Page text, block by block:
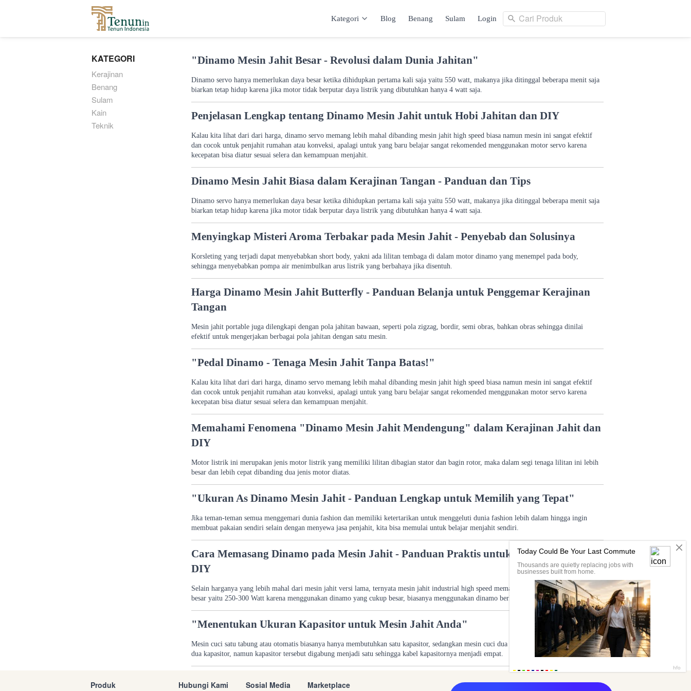
Cari Produk
Kategori Blog Benang Sulam Login Cari Produk
KATEGORI
Kerajinan
Benang
Sulam
Kain
Teknik
"Dinamo Mesin Jahit Besar - Revolusi dalam Dunia Jahitan"
Dinamo servo hanya memerlukan daya besar ketika dihidupkan pertama kali saja yaitu 550 watt, makanya jika ditinggal beberapa menit saja
biarkan tetap hidup karena jika motor tidak berputar daya listrik yang dibutuhkan hanya 4 watt saja.
Penjelasan Lengkap tentang Dinamo Mesin Jahit untuk Hobi Jahitan dan DIY
Kalau kita lihat dari dari harga, dinamo servo memang lebih mahal dibanding mesin jahit high speed biasa namun mesin ini sangat efektif
dan cocok untuk penjahit rumahan atau konveksi, apalagi untuk yang baru belajar sangat rekomended menggunakan motor servo karena
kecepatan bisa diatur sesuai selera dan kemampuan menjahit.
Dinamo Mesin Jahit Biasa dalam Kerajinan Tangan - Panduan dan Tips
Dinamo servo hanya memerlukan daya besar ketika dihidupkan pertama kali saja yaitu 550 watt, makanya jika ditinggal beberapa menit saja
biarkan tetap hidup karena jika motor tidak berputar daya listrik yang dibutuhkan hanya 4 watt saja.
Menyingkap Misteri Aroma Terbakar pada Mesin Jahit - Penyebab dan Solusinya
Korsleting yang terjadi dapat menyebabkan short body, yakni ada lilitan tembaga di dalam motor dinamo yang menempel pada body,
sehingga menyebabkan pompa air menimbulkan arus listrik yang berbahaya jika disentuh.
Harga Dinamo Mesin Jahit Butterfly - Panduan Belanja untuk Penggemar Kerajinan
Tangan
Mesin jahit portable juga dilengkapi dengan pola jahitan bawaan, seperti pola zigzag, bordir, semi obras, bahkan obras sehingga dinilai
efektif untuk mengerjakan berbagai pola jahitan dengan satu mesin.
"Pedal Dinamo - Tenaga Mesin Jahit Tanpa Batas!"
Kalau kita lihat dari dari harga, dinamo servo memang lebih mahal dibanding mesin jahit high speed biasa namun mesin ini sangat efektif
dan cocok untuk penjahit rumahan atau konveksi, apalagi untuk yang baru belajar sangat rekomended menggunakan motor servo karena
kecepatan bisa diatur sesuai selera dan kemampuan menjahit.
Memahami Fenomena "Dinamo Mesin Jahit Mendengung" dalam Kerajinan Jahit dan
DIY
Motor listrik ini merupakan jenis motor listrik yang memiliki lilitan dibagian stator dan bagin rotor, maka dalam segi tenaga lilitan ini lebih
besar dan lebih cepat dibanding dua jenis motor diatas.
"Ukuran As Dinamo Mesin Jahit - Panduan Lengkap untuk Memilih yang Tepat"
Jika teman-teman semua menggemari dunia fashion dan memiliki ketertarikan untuk menggeluti dunia fashion lebih dalam hingga ingin
membuat pakaian sendiri selain dengan menyewa jasa penjahit, kita bisa memulai untuk belajar menjahit sendiri.
Cara Memasang Dinamo pada Mesin Jahit - Panduan Praktis untuk Pekerjaan Jahit
DIY
Selain harganya yang lebih mahal dari mesin jahit versi lama, ternyata mesin jahit industrial high speed memakan daya listrik yang cukup
besar yaitu 250-300 Watt karena menggunakan dinamo yang cukup besar, biasanya menggunakan dinamo berkapasitas 1 4 PK.
"Menentukan Ukuran Kapasitor untuk Mesin Jahit Anda"
Mesin cuci satu tabung atau otomatis biasanya hanya membutuhkan satu kapasitor, sedangkan mesin cuci dua tabung biasanya membutuhkan
dua kapasitor, namun kapasitor tersebut digabung menjadi satu sehingga kabel kapasitornya menjadi empat.
Produk Hubungi Kami Sosial Media Marketplace